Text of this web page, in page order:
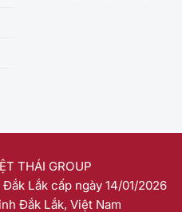
THÁI GROUP
Lắk cấp ngày 14/01/2026
Đắk Lắk, Việt Nam